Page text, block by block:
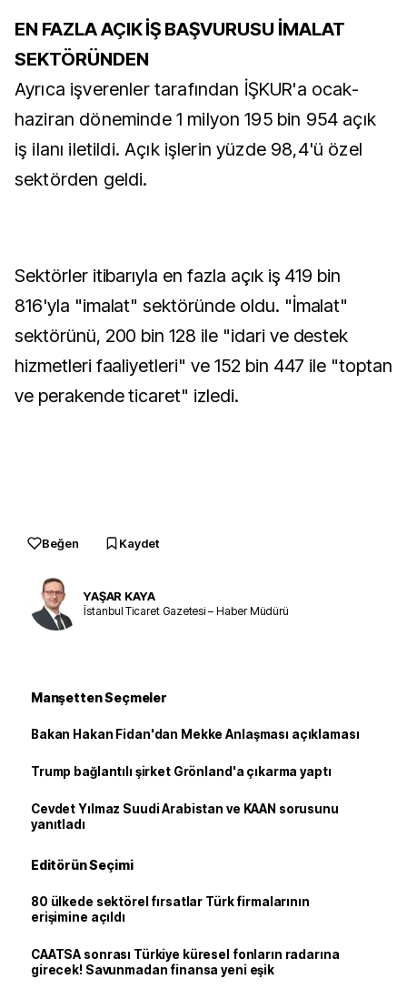
EN FAZLA AÇIK İŞ BAŞVURUSU İMALAT
SEKTÖRÜNDEN
Ayrıca işverenler tarafından İŞKUR'a ocak-
haziran döneminde 1 milyon 195 bin 954 açık
iş ilanı iletildi. Açık işlerin yüzde 98,4'ü özel
sektörden geldi.
Sektörler itibarıyla en fazla açık iş 419 bin
816'yla "imalat" sektöründe oldu. "İmalat"
sektörünü, 200 bin 128 ile "idari ve destek
hizmetleri faaliyetleri" ve 152 bin 447 ile "toptan
ve perakende ticaret" izledi.
Beğen Kaydet
YAŞAR KAYA
İstanbul Ticaret Gazetesi – Haber Müdürü
Manşetten Seçmeler
Bakan Hakan Fidan'dan Mekke Anlaşması açıklaması
Trump bağlantılı şirket Grönland'a çıkarma yaptı
Cevdet Yılmaz Suudi Arabistan ve KAAN sorusunu
yanıtladı
Editörün Seçimi
80 ülkede sektörel fırsatlar Türk firmalarının
erişimine açıldı
CAATSA sonrası Türkiye küresel fonların radarına
girecek! Savunmadan finansa yeni eşik